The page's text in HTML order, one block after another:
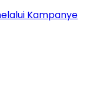
Kampanye